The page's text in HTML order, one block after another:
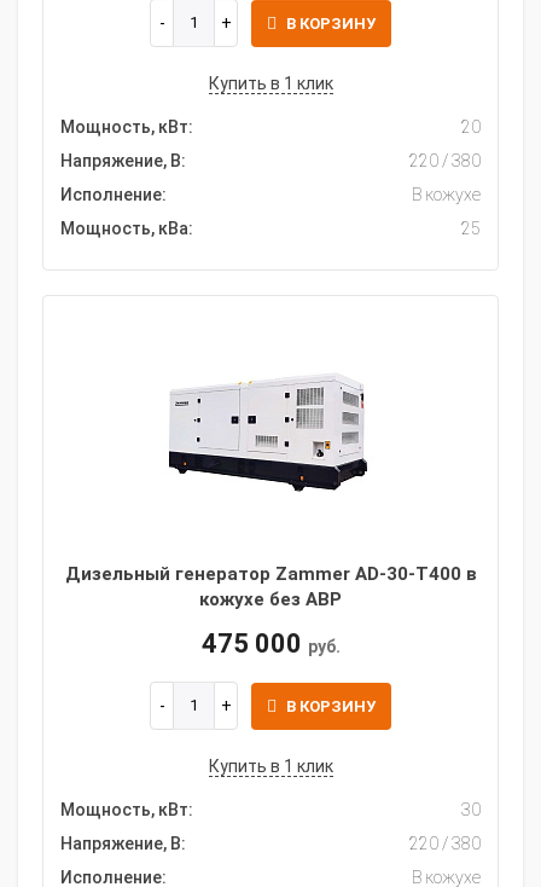
В КОРЗИНУ
Купить в 1 клик
Мощность, кВт:
20
Напряжение, В:
220 / 380
Исполнение:
В кожухе
Мощность, кВа:
25
Дизельный генератор Zammer AD-30-Т400 в
кожухе без АВР
475 000 руб.
В КОРЗИНУ
Купить в 1 клик
Мощность, кВт:
30
Напряжение, В:
220 / 380
Исполнение:
В кожухе